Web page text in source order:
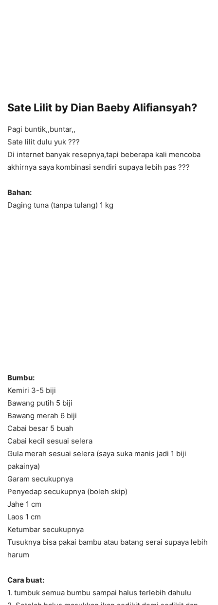
Sate Lilit by Dian Baeby Alifiansyah?
Pagi buntik,,buntar,,
Sate lilit dulu yuk ???
Di internet banyak resepnya,tapi beberapa kali mencoba
akhirnya saya kombinasi sendiri supaya lebih pas ???
Bahan:
Daging tuna (tanpa tulang) 1 kg
Bumbu:
Kemiri 3-5 biji
Bawang putih 5 biji
Bawang merah 6 biji
Cabai besar 5 buah
Cabai kecil sesuai selera
Gula merah sesuai selera (saya suka manis jadi 1 biji
pakainya)
Garam secukupnya
Penyedap secukupnya (boleh skip)
Jahe 1 cm
Laos 1 cm
Ketumbar secukupnya
Tusuknya bisa pakai bambu atau batang serai supaya lebih
harum
Cara buat:
1. tumbuk semua bumbu sampai halus terlebih dahulu